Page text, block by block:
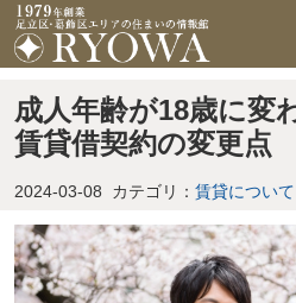
成人年齢が18歳に変
賃貸借契約の変更点
2024-03-08 カテゴリ： 賃貸について